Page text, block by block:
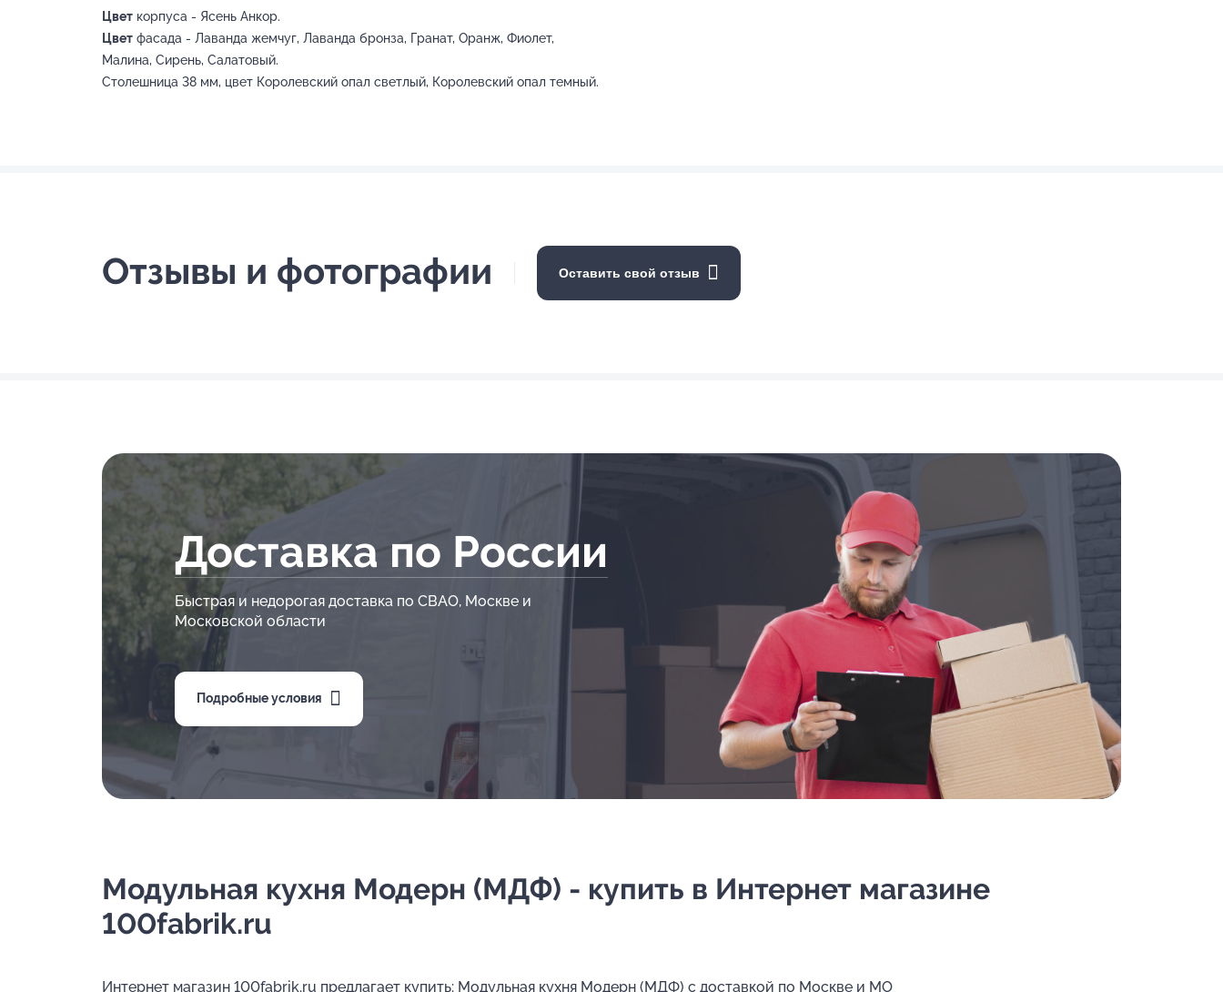
Цвет корпуса - Ясень Анкор.
Цвет фасада - Лаванда жемчуг, Лаванда бронза, Гранат, Оранж, Фиолет,
Малина, Сирень, Салатовый.
Столешница 38 мм, цвет Королевский опал светлый, Королевский опал темный.
Отзывы и фотографии Оставить свой отзыв
Доставка по России
Быстрая и недорогая доставка по СВАО, Москве и
Московской области
Подробные условия
Модульная кухня Модерн (МДФ) - купить в Интернет магазине
100fabrik.ru
Интернет магазин 100fabrik.ru предлагает купить: Модульная кухня Модерн (МДФ) с доставкой по Москве и МО